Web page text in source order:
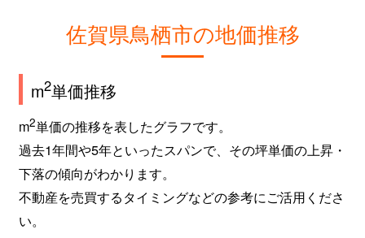
佐賀県鳥栖市の地価推移
m2単価推移
m2単価の推移を表したグラフです。
過去1年間や5年といったスパンで、その坪単価の上昇・
下落の傾向がわかります。
不動産を売買するタイミングなどの参考にご活用くださ
い。